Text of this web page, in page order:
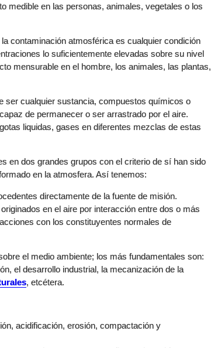
medible en las personas, animales, vegetales o los
contaminación atmosférica es cualquier condición
lo suficientemente elevadas sobre su nivel
mensurable en el hombre, los animales, las plantas,
ser cualquier sustancia, compuestos químicos o
de permanecer o ser arrastrado por el aire.
liquidas, gases en diferentes mezclas de estas
en dos grandes grupos con el criterio de sí han sido
en la atmosfera. Así tenemos:
directamente de la fuente de misión.
en el aire por interacción entre dos o más
con los constituyentes normales de
el medio ambiente; los más fundamentales son:
el desarrollo industrial, la mecanización de la
, etcétera.
acidificación, erosión, compactación y